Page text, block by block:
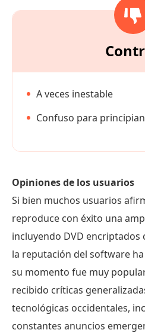
A veces inestable
Confuso para
Opiniones de los usuarios
Si bien muchos usuarios
reproduce con éxito una
incluyendo DVD encriptados
la reputación del software
su momento fue muy
recibido críticas
tecnológicas occidentales,
constantes anuncios